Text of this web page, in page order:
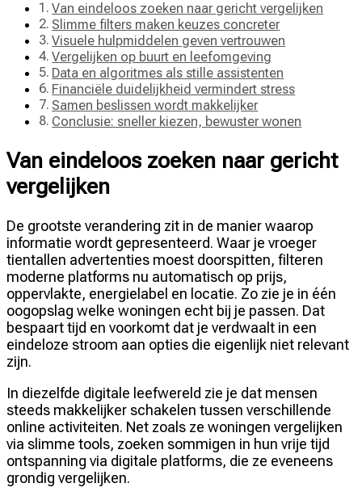
Van eindeloos zoeken naar gericht vergelijken
Slimme filters maken keuzes concreter
Visuele hulpmiddelen geven vertrouwen
Vergelijken op buurt en leefomgeving
Data en algoritmes als stille assistenten
Financiële duidelijkheid vermindert stress
Samen beslissen wordt makkelijker
Conclusie: sneller kiezen, bewuster wonen
Van eindeloos zoeken naar gericht
vergelijken
De grootste verandering zit in de manier waarop
informatie wordt gepresenteerd. Waar je vroeger
tientallen advertenties moest doorspitten, filteren
moderne platforms nu automatisch op prijs,
oppervlakte, energielabel en locatie. Zo zie je in één
oogopslag welke woningen echt bij je passen. Dat
bespaart tijd en voorkomt dat je verdwaalt in een
eindeloze stroom aan opties die eigenlijk niet relevant
zijn.
In diezelfde digitale leefwereld zie je dat mensen
steeds makkelijker schakelen tussen verschillende
online activiteiten. Net zoals ze woningen vergelijken
via slimme tools, zoeken sommigen in hun vrije tijd
ontspanning via digitale platforms, die ze eveneens
grondig vergelijken.